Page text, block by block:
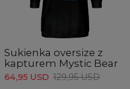
Sukienka oversize z
kapturem Mystic Bear
64,95 USD 129,95 USD